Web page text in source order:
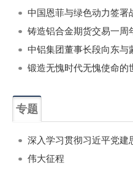
中国恩菲与绿色动力签署
铸造铝合金期货交易一周
专题
深入学习贯彻习近平党建
伟大征程